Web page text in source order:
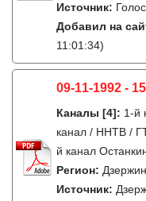
Источник:
Добавил на
11:01:34)
09-11-1992 -
Каналы [4]: 1-й
канал / ННТВ /
й канал
Регион:
Источник: